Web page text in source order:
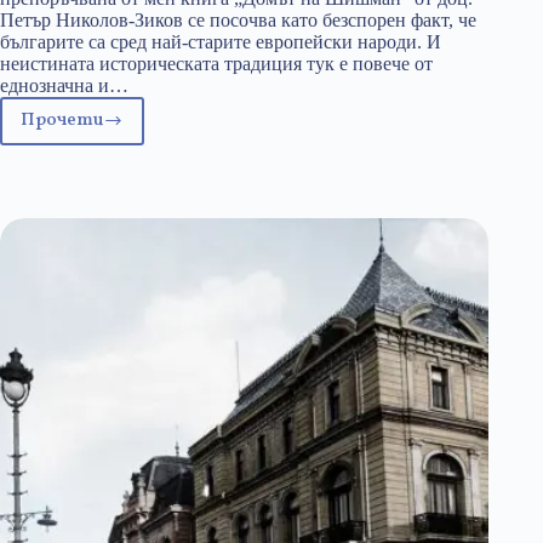
Петър Николов-Зиков се посочва като безспорен факт, че
българите са сред най-старите европейски народи. И
неистината историческата традиция тук е повече от
еднозначна и…
Прочети
За